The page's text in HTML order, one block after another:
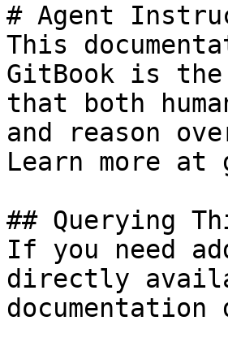
# Agent
This
GitBook is the
that both
and reason
Learn more at
## Querying
If you need
directly